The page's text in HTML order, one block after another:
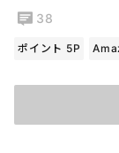
38
ポイント 5P